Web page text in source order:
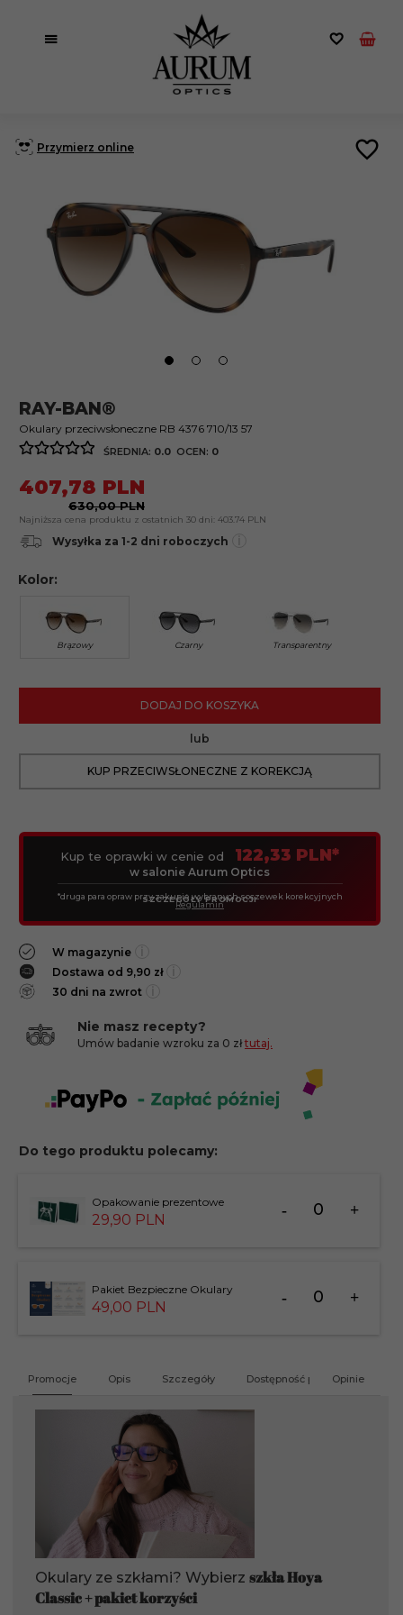
Przymierz online
RAY-BAN®
Okulary przeciwsłoneczne RB 4376 710/13 57
ŚREDNIA: 0.0 OCEN: 0
Kolor:
Brązowy Czarny Transparentny
Kup te oprawki w cenie od 122,33 PLN*
w salonie Aurum Optics
*druga para opraw przy zakupie wybranych soczewek korekcyjnych
SZCZEGÓŁY PROMOCJI
Regulamin
W magazynie
Dostawa od 9,90 zł
30 dni na zwrot
407,78 PLN
630,00 PLN
Najniższa cena produktu z ostatnich 30 dni: 403.74 PLN
Wysyłka za 1-2 dni roboczych
DODAJ DO KOSZYKA
lub
KUP PRZECIWSŁONECZNE Z KOREKCJĄ
Nie masz recepty?
Umów badanie wzroku za 0 złtutaj.
Do tego produktu polecamy:
Opakowanie prezentowe
29,90 PLN
dla
Pakiet Bezpieczne Okulary
49,00 PLN
dla
Promocje Opis Szczegóły Dostępność produktu
Opinie
Okulary ze szkłami? Wybierz szkła Hoya
Classic + pakiet korzyści